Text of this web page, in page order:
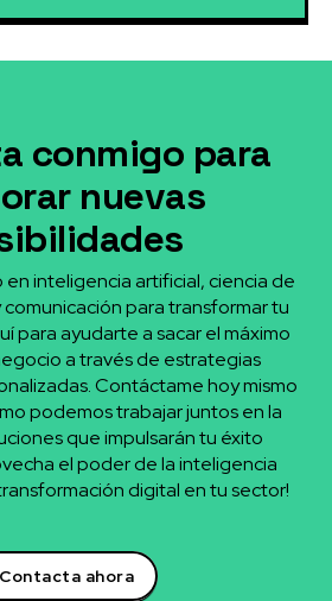
conmigo para
nuevas
en inteligencia artificial, ciencia de
para transformar tu
para ayudarte a sacar el máximo
a través de estrategias
Contáctame hoy mismo
podemos trabajar juntos en la
que impulsarán tu éxito
el poder de la inteligencia
digital en tu sector!
Contacta ahora